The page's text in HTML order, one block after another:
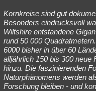
Kornkreise sind gut
Besonders eindrucksvoll
Wiltshire entstandene
rund 50 000
6000 bisher in über 60
alljährlich 150 bis 300 neue
hinzu. Die faszinierenden
Naturphänomens werden
Forschung bleiben - und